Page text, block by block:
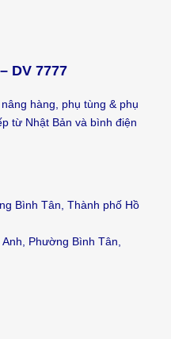
DV 7777
hàng, phụ tùng & phụ
từ Nhật Bản và bình điện
Bình Tân, Thành phố Hồ
Phường Bình Tân,